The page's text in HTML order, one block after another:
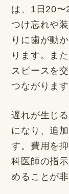
は、1日20〜
つけ忘れや
りに歯が動
ります。ま
スピースを
つながります
遅れが生じ
になり、追
す。費用を
科医師の指
めることが